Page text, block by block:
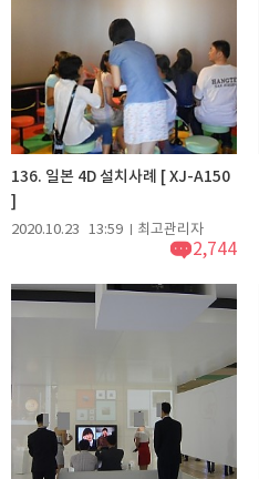
136. 일본 4D 설치사례 [ XJ-A150
]
2020.10.23 13:59 최고관리자
2,744